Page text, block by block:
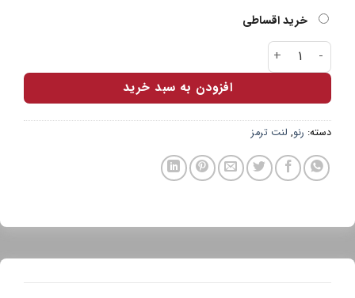
خرید اقساطی
لنت جلو رنو ال90 و ساندرو ارباس عدد
افزودن به سبد خرید
دسته:رنو ,لنت ترمز